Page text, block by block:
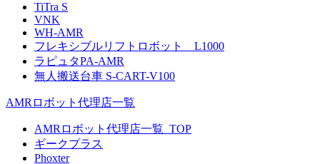
TiTra S
VNK
WH-AMR
フレキシブルリフトロボット L1000
ラピュタPA-AMR
無人搬送台車 S-CART-V100
AMRロボット代理店一覧
AMRロボット代理店一覧_TOP
ギークプラス
Phoxter